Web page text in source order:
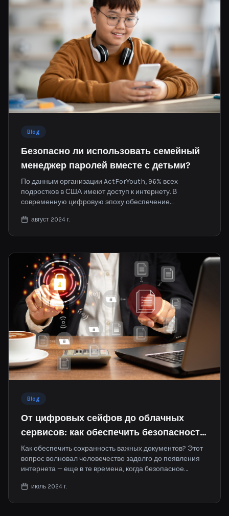
Blog
Безопасно ли использовать семейный
менеджер паролей вместе с детьми?
По данным организации ActForYouth, 96% всех
подростков в США имеют доступ к интернету. В
современную цифровую эпоху обеспечение
записями имеет решающее значение для семей.
август 2024 г.
Blog
От цифровых сейфов до облачных
сервисов: как обеспечить безопасность
важных документов в интернете
Как обеспечить сохранность важных документов? Этот
вопрос волновал человечество задолго до появления
интернета — еще в те времена, когда безопасное
под кроватью.
июль 2024 г.